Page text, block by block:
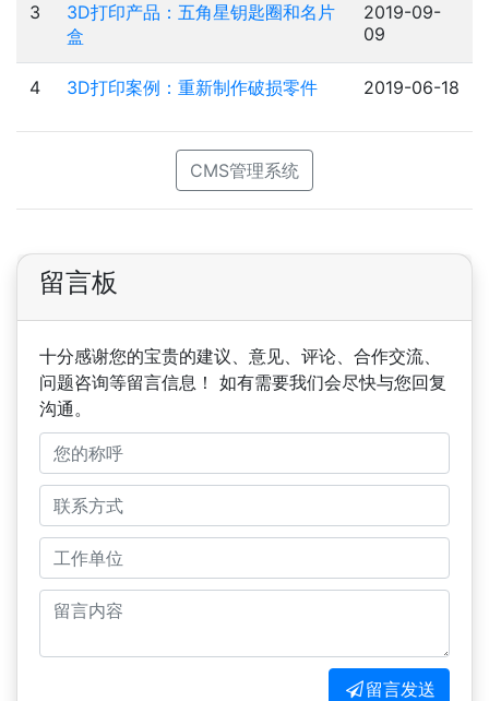
3
3D打印产品：五角星钥匙圈和名片
盒
2019-09-
09
4 3D打印案例：重新制作破损零件 2019-06-18
CMS管理系统
留言板
十分感谢您的宝贵的建议、意见、评论、合作交流、
问题咨询等留言信息！ 如有需要我们会尽快与您回复
沟通。
留言发送